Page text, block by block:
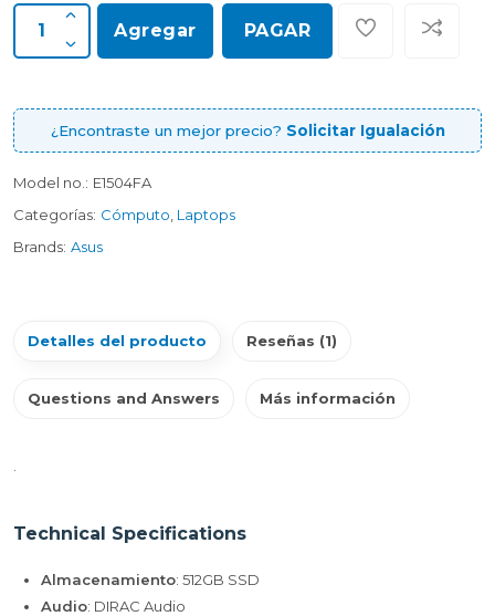
Agregar PAGAR
¿Encontraste un mejor precio? Solicitar Igualación
Model no.: E1504FA
Categorías: Cómputo Laptops
Brands: Asus
Detalles del producto Reseñas (1)
Questions and Answers Más información
Technical Specifications
Almacenamiento: 512GB SSD
Audio: DIRAC Audio